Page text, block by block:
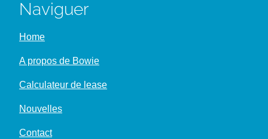
Naviguer
Home
A propos de Bowie
Calculateur de lease
Nouvelles
Contact